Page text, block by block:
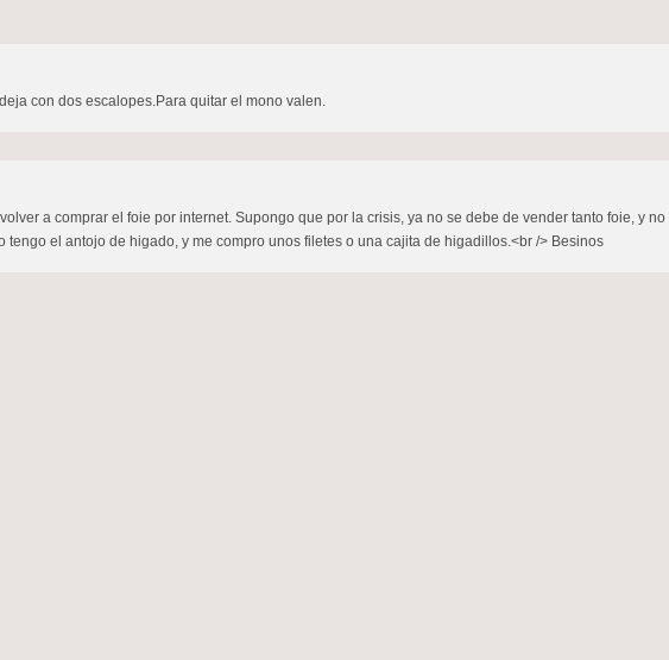
con dos escalopes.Para quitar el mono valen.
a comprar el foie por internet. Supongo que por la crisis, ya no se debe de vender tanto foie, y
tengo el antojo de higado, y me compro unos filetes o una cajita de higadillos.<br /> Besinos